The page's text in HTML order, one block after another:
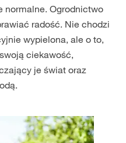
normalne. Ogrodnictwo
radość. Nie chodzi
wypielona, ale o to,
ciekawość,
je świat oraz